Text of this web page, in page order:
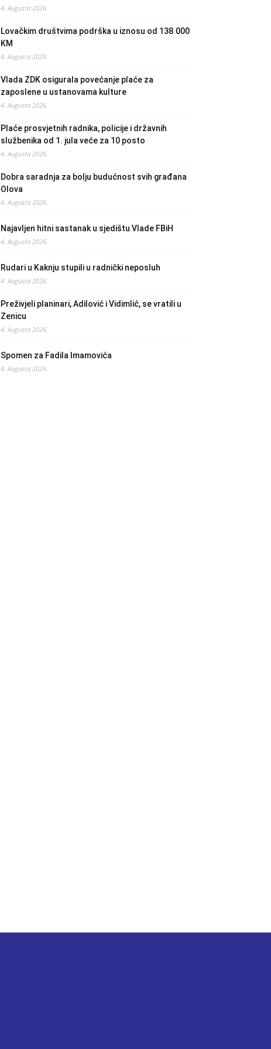
4. Augusta 2026.
Lovačkim društvima podrška u iznosu od 138.000
KM
4. Augusta 2026.
Vlada ZDK osigurala povećanje plaće za
zaposlene u ustanovama kulture
4. Augusta 2026.
Plaće prosvjetnih radnika, policije i državnih
službenika od 1. jula veće za 10 posto
4. Augusta 2026.
Dobra saradnja za bolju budućnost svih građana
Olova
4. Augusta 2026.
Najavljen hitni sastanak u sjedištu Vlade FBiH
4. Augusta 2026.
Rudari u Kaknju stupili u radnički neposluh
4. Augusta 2026.
Preživjeli planinari, Adilović i Vidimlić, se vratili u
Zenicu
4. Augusta 2026.
Spomen za Fadila Imamovića
4. Augusta 2026.